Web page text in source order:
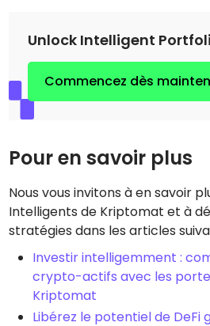
Unlock Intelligent
Commencez dès
Pour en savoir plus
Nous vous invitons à en savoir
Intelligents de Kriptomat et à
stratégies dans les articles
Investir intelligemment :
crypto-actifs avec les
Kriptomat
Libérez le potentiel de DeFi